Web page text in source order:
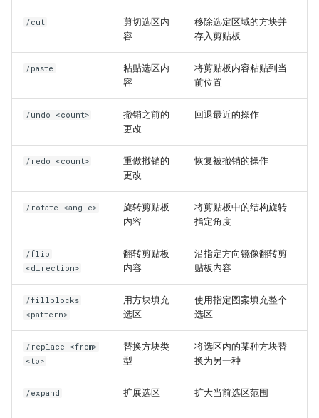
/cut
剪切选区内
容
移除选定区域的方块并
存入剪贴板
/paste
粘贴选区内
容
将剪贴板内容粘贴到当
前位置
/undo <count>
撤销之前的
更改
回退最近的操作
/redo <count>
重做撤销的
更改
恢复被撤销的操作
/rotate <angle>
旋转剪贴板
内容
将剪贴板中的结构旋转
指定角度
/flip
<direction>
翻转剪贴板
内容
沿指定方向镜像翻转剪
贴板内容
/fillblocks
<pattern>
用方块填充
选区
使用指定图案填充整个
选区
/replace <from>
<to>
替换方块类
型
将选区内的某种方块替
换为另一种
/expand 扩展选区 扩大当前选区范围